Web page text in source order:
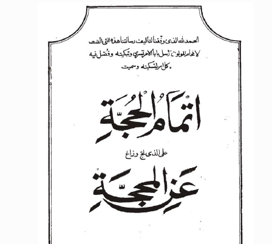
اقرأ هذا الكتاب وتعرّف على حقيقة
الحجّ.. دلالات، حِكم، وأهداف >> المزيد
اقرأ هذا المقال في أهمية عيد